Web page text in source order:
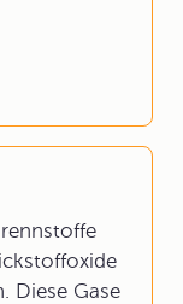
Diese Gase